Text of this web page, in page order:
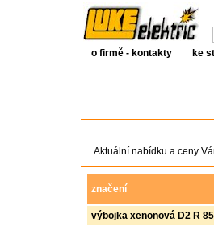
o firmě - kontakty ke
Aktuální nabídku a ceny
značení
výbojka xenonová D2 R